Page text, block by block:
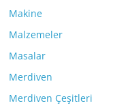
Makine
Malzemeler
Masalar
Merdiven
Merdiven Çeşitleri